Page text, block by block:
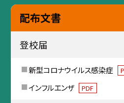
配布文書
登校届
新型コロナウイルス感染症
インフルエンザ PDF